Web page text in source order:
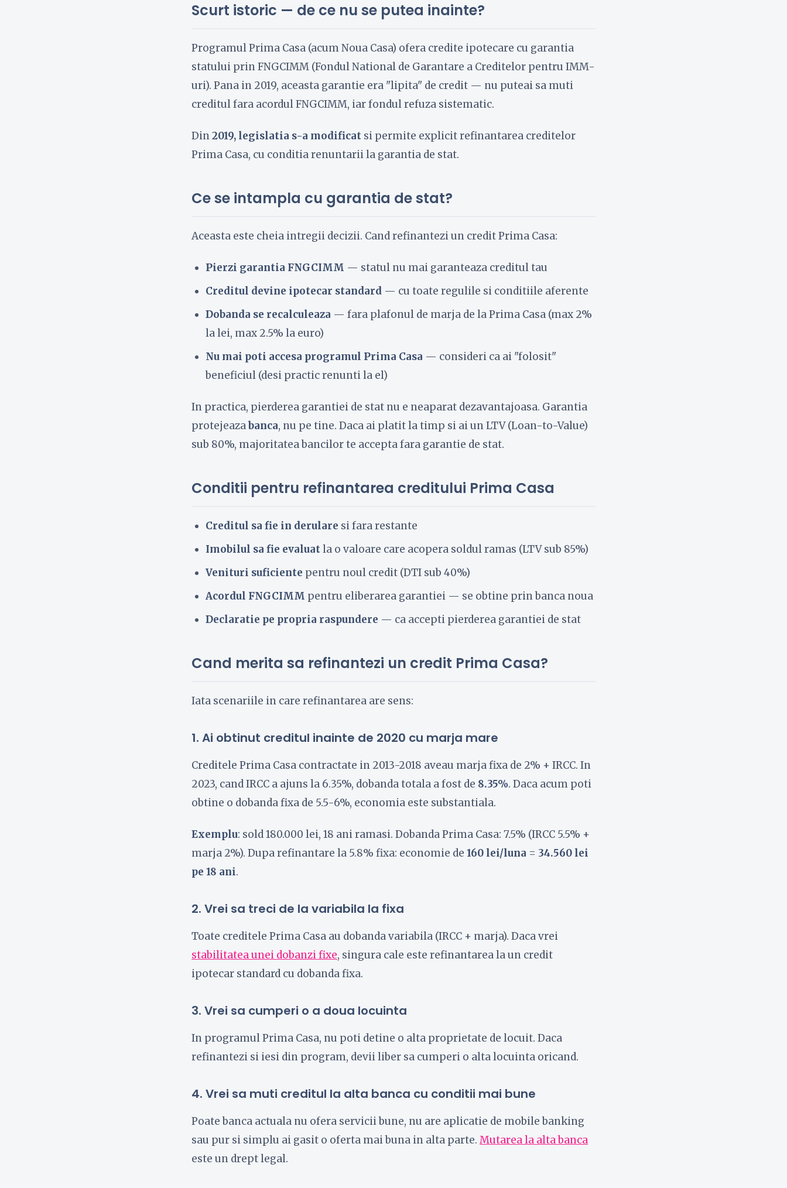
Scurt istoric — de ce nu se putea inainte?
Programul Prima Casa (acum Noua Casa) ofera credite ipotecare cu garantia
statului prin FNGCIMM (Fondul National de Garantare a Creditelor pentru IMM-
uri). Pana in 2019, aceasta garantie era "lipita" de credit — nu puteai sa muti
creditul fara acordul FNGCIMM, iar fondul refuza sistematic.
Din2019, legislatia s-a modificat si permite explicit refinantarea creditelor
Prima Casa, cu conditia renuntarii la garantia de stat.
Ce se intampla cu garantia de stat?
Aceasta este cheia intregii decizii. Cand refinantezi un credit Prima Casa:
Pierzi garantia FNGCIMM — statul nu mai garanteaza creditul tau
Creditul devine ipotecar standard — cu toate regulile si conditiile aferente
Dobanda se recalculeaza — fara plafonul de marja de la Prima Casa (max 2%
la lei, max 2.5% la euro)
Nu mai poti accesa programul Prima Casa — consideri ca ai "folosit"
beneficiul (desi practic renunti la el)
In practica, pierderea garantiei de stat nu e neaparat dezavantajoasa. Garantia
protejeazabanca, nu pe tine. Daca ai platit la timp si ai un LTV (Loan-to-Value)
sub 80%, majoritatea bancilor te accepta fara garantie de stat.
Conditii pentru refinantarea creditului Prima Casa
Creditul sa fie in derulare si fara restante
Imobilul sa fie evaluatla o valoare care acopera soldul ramas (LTV sub 85%)
Venituri suficiente pentru noul credit (DTI sub 40%)
Acordul FNGCIMM pentru eliberarea garantiei — se obtine prin banca noua
Declaratie pe propria raspundere — ca accepti pierderea garantiei de stat
Cand merita sa refinantezi un credit Prima Casa?
Iata scenariile in care refinantarea are sens:
1. Ai obtinut creditul inainte de 2020 cu marja mare
Creditele Prima Casa contractate in 2013-2018 aveau marja fixa de 2% + IRCC. In
2023, cand IRCC a ajuns la 6.35%, dobanda totala a fost de 8.35%. Daca acum poti
obtine o dobanda fixa de 5.5-6%, economia este substantiala.
Exemplu: sold 180.000 lei, 18 ani ramasi. Dobanda Prima Casa: 7.5% (IRCC 5.5% +
marja 2%). Dupa refinantare la 5.8% fixa: economie de 160 lei/luna = 34.560 lei
pe 18 ani.
2. Vrei sa treci de la variabila la fixa
Toate creditele Prima Casa au dobanda variabila (IRCC + marja). Daca vrei
stabilitatea unei dobanzi fixe, singura cale este refinantarea la un credit
ipotecar standard cu dobanda fixa.
3. Vrei sa cumperi o a doua locuinta
In programul Prima Casa, nu poti detine o alta proprietate de locuit. Daca
refinantezi si iesi din program, devii liber sa cumperi o alta locuinta oricand.
4. Vrei sa muti creditul la alta banca cu conditii mai bune
Poate banca actuala nu ofera servicii bune, nu are aplicatie de mobile banking
sau pur si simplu ai gasit o oferta mai buna in alta parte. Mutarea la alta banca
este un drept legal.